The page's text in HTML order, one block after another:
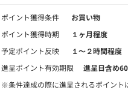
・豆と
カゴメ
ポイント獲得条件
お買い物
ポイント獲得時期
１ヶ月程度
予定ポイント反映
１〜２時間程度
進呈ポイント有効期限
進呈日含め
※条件達成の際に進呈されるポイント